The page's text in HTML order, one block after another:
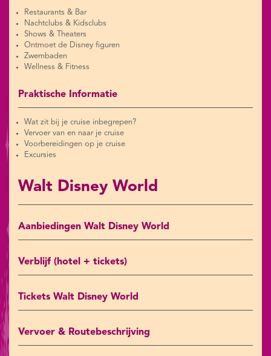
Restaurants & Bar
Nachtclubs & Kidsclubs
Shows & Theaters
Ontmoet de Disney figuren
Zwembaden
Wellness & Fitness
Praktische Informatie
Wat zit bij je cruise inbegrepen?
Vervoer van en naar je cruise
Voorbereidingen op je cruise
Excursies
Walt Disney World
Aanbiedingen Walt Disney World
Verblijf (hotel + tickets)
Tickets Walt Disney World
Vervoer & Routebeschrijving